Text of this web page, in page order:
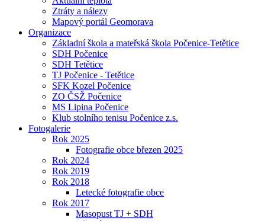
Ztráty a nálezy
Mapový portál Geomorava
Organizace
Základní škola a mateřská škola Počenice-Tetětice
SDH Počenice
SDH Tetětice
TJ Počenice - Tetětice
SFK Kozel Počenice
ZO ČSŽ Počenice
MS Lipina Počenice
Klub stolního tenisu Počenice z.s.
Fotogalerie
Rok 2025
Fotografie obce březen 2025
Rok 2024
Rok 2019
Rok 2018
Letecké fotografie obce
Rok 2017
Masopust TJ + SDH